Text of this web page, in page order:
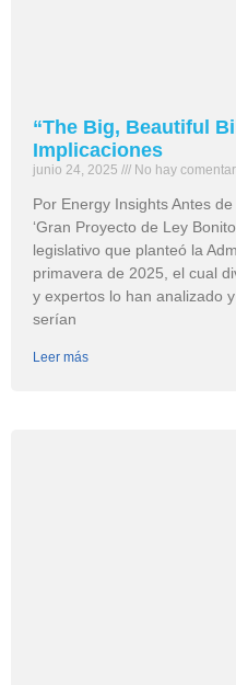
“The Big, Beautiful
Implicaciones
junio 24, 2025 No hay
Por Energy Insights Antes
‘Gran Proyecto de Ley
legislativo que planteó la
primavera de 2025, el cual
y expertos lo han analizado
serían
Leer más